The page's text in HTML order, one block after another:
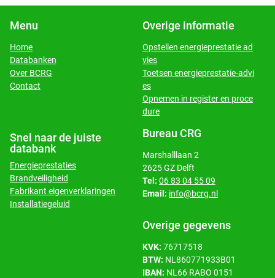
Menu
Home
Databanken
​​​​​​​Over BCRG
​​​​​​​Contact
Overige informatie
Opstellen energieprestatie ad
vies
Toetsen energieprestatie-advi
es
Opnemen in register en proce
dure
Snel naar de juiste
databank
Energieprestaties
Brandveiligheid
Fabrikant eigenverklaringen
Installatiegeluid
Bureau CRG
Marshalllaan 2
2625 GZ Delft
Tel: 06 83 04 55 09
Email: info@bcrg.nl
Overige gegevens
KVK: 76717518
BTW: NL860771933B01
IBAN: NL66 RABO 0151